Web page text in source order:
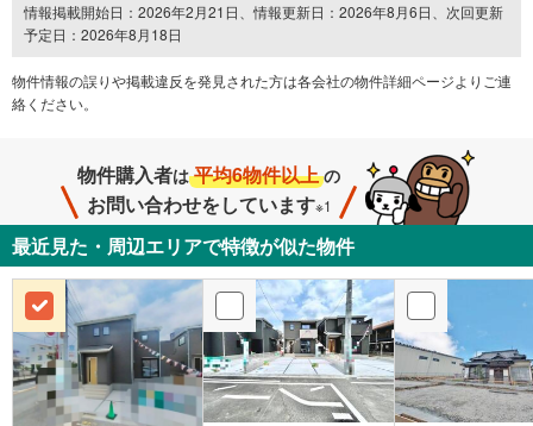
情報掲載開始日：2026年2月21日、情報更新日：2026年8月6日、次回更新
予定日：2026年8月18日
物件情報の誤りや掲載違反を発⾒された方は各会社の物件詳細ページよりご連
絡ください。
物件購入者は 平均6物件以上 の
お問い合わせをしています※1
最近見た・周辺エリアで特徴が似た物件